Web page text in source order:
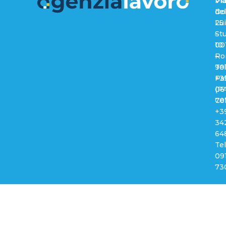
25
–
06
10
–